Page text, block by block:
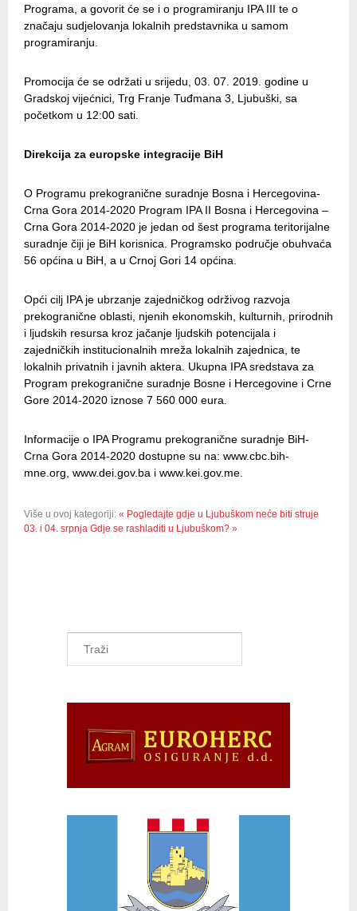
Programa, a govorit će se i o programiranju IPA III te o
značaju sudjelovanja lokalnih predstavnika u samom
programiranju.
Promocija će se održati u srijedu, 03. 07. 2019. godine u
Gradskoj vijećnici, Trg Franje Tuđmana 3, Ljubuški, sa
početkom u 12:00 sati.
Direkcija za europske integracije BiH
O Programu prekogranične suradnje Bosna i Hercegovina-
Crna Gora 2014-2020 Program IPA II Bosna i Hercegovina –
Crna Gora 2014-2020 je jedan od šest programa teritorijalne
suradnje čiji je BiH korisnica. Programsko područje obuhvaća
56 općina u BiH, a u Crnoj Gori 14 općina.
Opći cilj IPA je ubrzanje zajedničkog održivog razvoja
prekogranične oblasti, njenih ekonomskih, kulturnih, prirodnih
i ljudskih resursa kroz jačanje ljudskih potencijala i
zajedničkih institucionalnih mreža lokalnih zajednica, te
lokalnih privatnih i javnih aktera. Ukupna IPA sredstava za
Program prekogranične suradnje Bosne i Hercegovine i Crne
Gore 2014-2020 iznose 7 560 000 eura.
Informacije o IPA Programu prekogranične suradnje BiH-
Crna Gora 2014-2020 dostupne su na: www.cbc.bih-
mne.org, www.dei.gov.ba i www.kei.gov.me.
Više u ovoj kategoriji: « Pogledajte gdje u Ljubuškom neće biti struje
03. i 04. srpnja Gdje se rashladiti u Ljubuškom? »